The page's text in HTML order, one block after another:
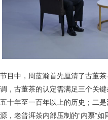
节目中，周蓝瀚首先厘清了古董
调，古董茶的认定需满足三个关
五十年至一百年以上的历史；二
源，老普洱茶内部压制的“内票”